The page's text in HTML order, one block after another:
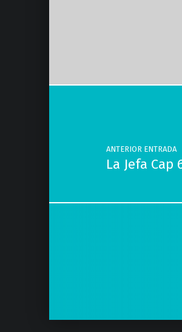
Navegación de entradas
ANTERIOR ENTRADA
La Jefa Cap